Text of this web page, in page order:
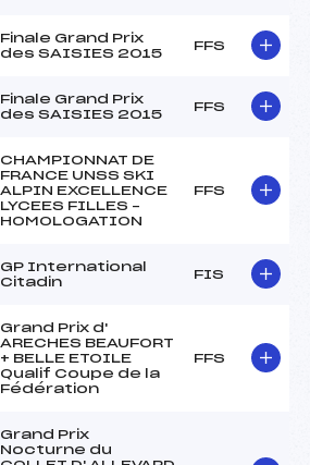
Finale Grand Prix
des SAISIES 2015
FFS
Finale Grand Prix
des SAISIES 2015
FFS
CHAMPIONNAT DE
FRANCE UNSS SKI
ALPIN EXCELLENCE
LYCEES FILLES –
HOMOLOGATION
FFS
GP International
Citadin
FIS
Grand Prix d'
ARECHES BEAUFORT
+ BELLE ETOILE
Qualif Coupe de la
Fédération
FFS
Grand Prix
Nocturne du